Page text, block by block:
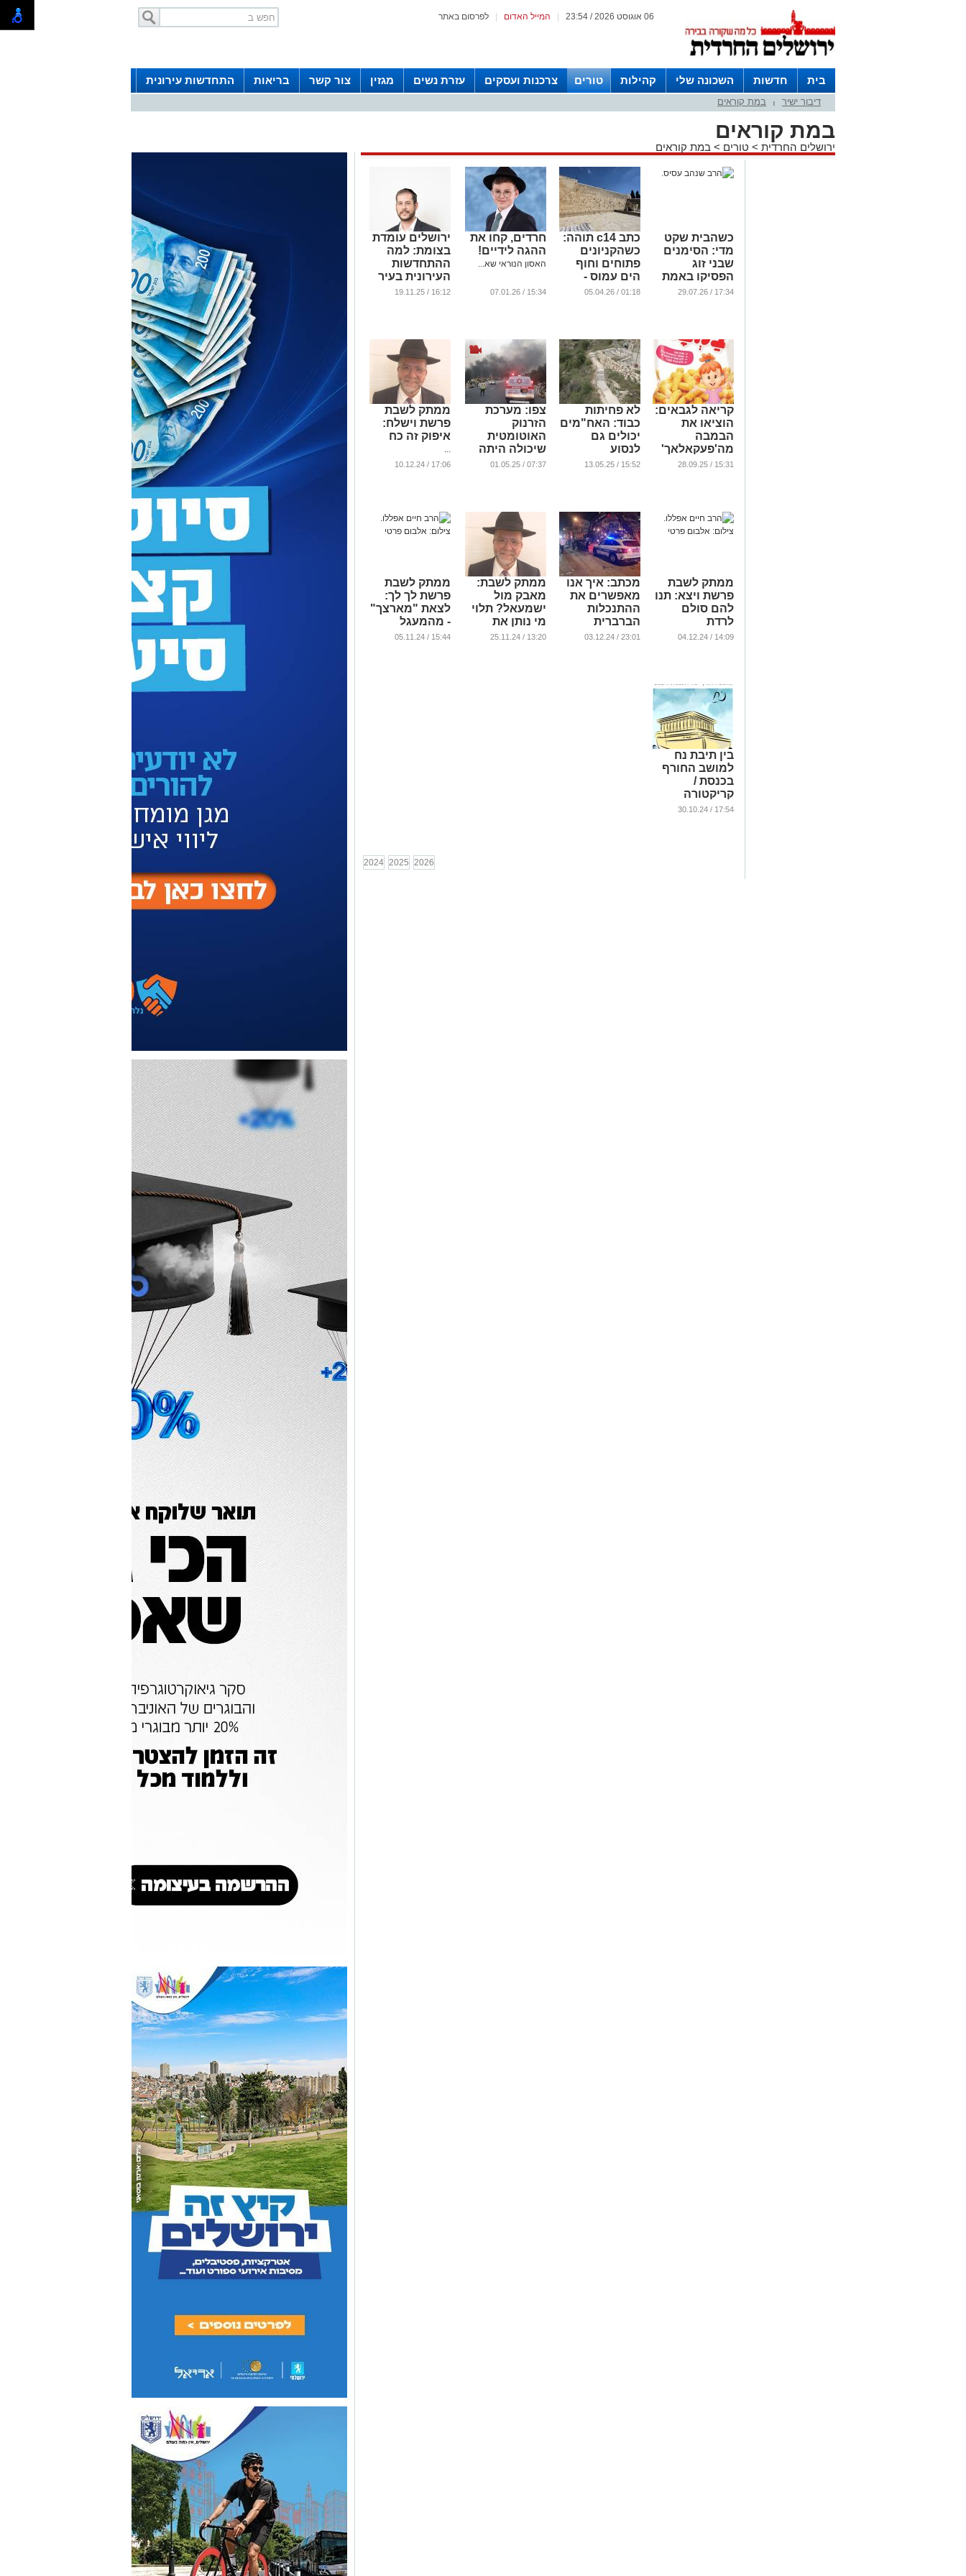
לפרסום באתר המייל האדום 06 אוגוסט 2026 / 23:54
בית חדשות השכונה שלי קהילות טורים צרכנות ועסקים עזרת נשים מגזין צור קשר בריאות
התחדשות עירונית
חצרות
דיבור ישיר במת קוראים
במת קוראים
ירושלים החרדית > טורים > במת קוראים
כשהבית שקט
מדי: הסימנים
שבני זוג
הפסיקו באמת
לדבר – ומה
17:34 / 29.07.26
כתב c14 תוהה:
כשהקניונים
פתוחים וחוף
הים עמוס -
למה דווקא
01:18 / 05.04.26
חרדים, קחו את
ההגה לידיים!
האסון הנוראי שא...
15:34 / 07.01.26
ירושלים עומדת
בצומת: למה
ההתחדשות
העירונית בעיר
היא לא מותרות-
16:12 / 19.11.25
קריאה לגבאים:
הוציאו את
הבמבה
מה'פעקאלאך'
של שמחת תורה
15:31 / 28.09.25
לא פחיתות
כבוד: האח"מים
יכולים גם
לנסוע
באוטובוס
15:52 / 13.05.25
צפו: מערכת
הזרנוק
האוטומטית
שיכולה היתה
לסייע בשריפות
07:37 / 01.05.25
ממתק לשבת
פרשת וישלח:
איפוק זה כח
...
17:06 / 10.12.24
ממתק לשבת
פרשת ויצא: תנו
להם סולם
לרדת
...
14:09 / 04.12.24
מכתב: איך אנו
מאפשרים את
ההתנכלות
הברברית
לרכבת הקלה?
23:01 / 03.12.24
ממתק לשבת:
מאבק מול
ישמעאל? תלוי
מי נותן את
המכה אחרון...
13:20 / 25.11.24
ממתק לשבת
פרשת לך לך:
לצאת "מארצך"
- מהמעגל
האישי
15:44 / 05.11.24
בין תיבת נח
למושב החורף
בכנסת /
קריקטורה
...
17:54 / 30.10.24
2024 2025 2026